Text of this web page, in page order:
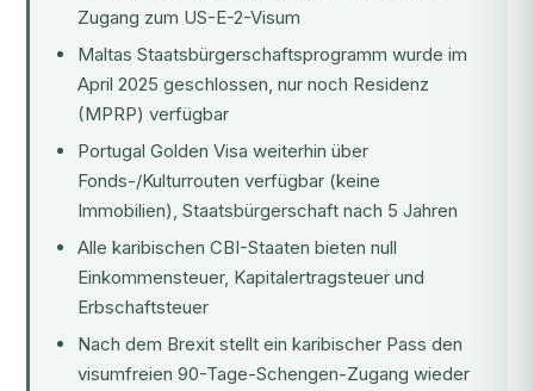
Zugang zum US-E-2-Visum
Maltas Staatsbürgerschaftsprogramm wurde im
April 2025 geschlossen, nur noch Residenz
(MPRP) verfügbar
Portugal Golden Visa weiterhin über
Fonds-/Kulturrouten verfügbar (keine
Immobilien), Staatsbürgerschaft nach 5 Jahren
Alle karibischen CBI-Staaten bieten null
Einkommensteuer, Kapitalertragsteuer und
Erbschaftsteuer
Nach dem Brexit stellt ein karibischer Pass den
visumfreien 90-Tage-Schengen-Zugang wieder